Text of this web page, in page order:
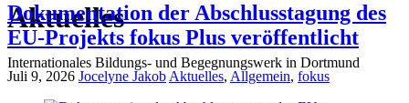
Aktuelles
Internationales Bildungs- und Begegnungswerk in Dortmund
Dokumentation der Abschlusstagung des
EU-Projekts fokus Plus veröffentlicht
Juli 9, 2026 Jocelyne Jakob Aktuelles, Allgemein, fokus